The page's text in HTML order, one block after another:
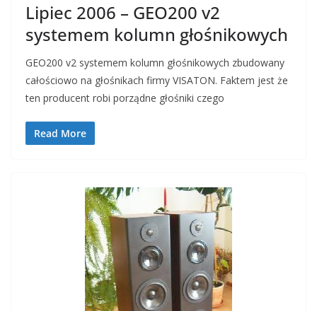
Lipiec 2006 – GEO200 v2
systemem kolumn głośnikowych
GEO200 v2 systemem kolumn głośnikowych zbudowany
całościowo na głośnikach firmy VISATON. Faktem jest że
ten producent robi porządne głośniki czego
Read More